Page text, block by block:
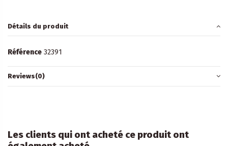
Détails du produit
Référence 32391
Reviews(0)
Les clients qui ont acheté ce produit ont